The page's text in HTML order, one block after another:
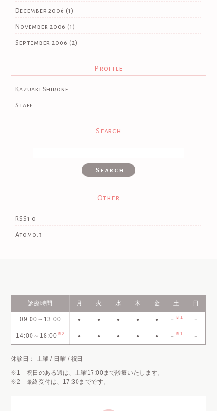
December 2006 (1)
November 2006 (1)
September 2006 (2)
Profile
Kazuaki Shirone
Staff
Search
Other
RSS1.0
Atom0.3
診療時間 月 火 水 木 金 土 日
09:00～13:00 ● ● ● ● ● － ※1 －
14:00～18:00 ※2 ● ● ● ● ● － ※1 －
休診日： 土曜 / 日曜 / 祝日
※1 祝日のある週は、土曜17:00まで診療いたします。
※2 最終受付は、17:30までです。